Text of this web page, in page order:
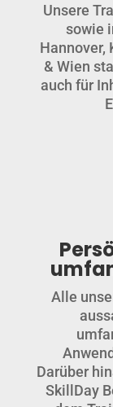
Unsere
sowie
Hannover,
& Wien
auch für
Alle
Darüber
SkillDay